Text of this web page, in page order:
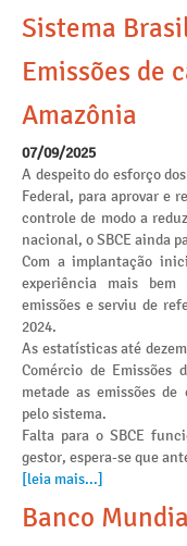
Sistema
Emissões de
Amazônia
07/09/2025
A despeito do esforço
Federal, para aprovar e
controle de modo a
nacional, o SBCE ainda
Com a implantação
experiência mais
emissões e serviu de
2024.
As estatísticas até
Comércio de Emissões
metade as emissões
pelo sistema.
Falta para o SBCE
gestor, espera-se que
[leia mais...]
Banco